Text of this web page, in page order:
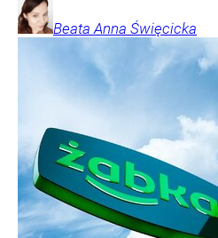
Beata Anna Święcicka